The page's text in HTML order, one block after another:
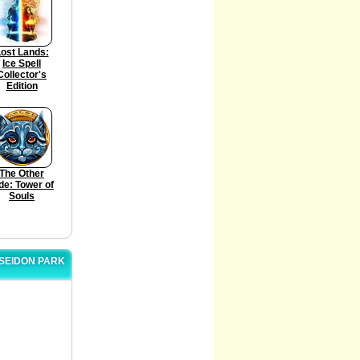
Lands:
Ice Spell
Edition
The Other
Tower of
Souls
PARK